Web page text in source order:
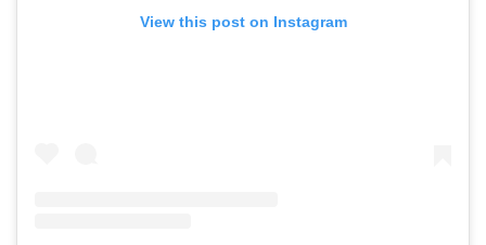
View this post on Instagram